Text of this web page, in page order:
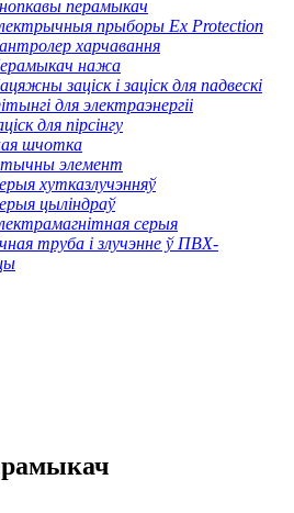
перамыкач
прыборы Ex Protection
харчавання
нажа
заціск і заціск для падвескі
для электраэнергіі
для пірсінгу
шчотка
элемент
хутказлучэнняў
цыліндраў
серыя
труба і злучэнне ў ПВХ-